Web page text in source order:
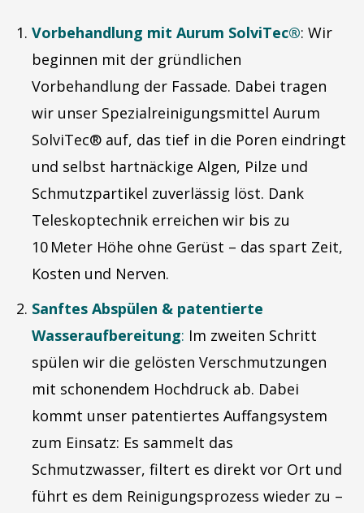
Vorbehandlung mit Aurum SolviTec®: Wir
beginnen mit der gründlichen
Vorbehandlung der Fassade. Dabei tragen
wir unser Spezialreinigungsmittel Aurum
SolviTec® auf, das tief in die Poren eindringt
und selbst hartnäckige Algen, Pilze und
Schmutzpartikel zuverlässig löst. Dank
Teleskoptechnik erreichen wir bis zu
10 Meter Höhe ohne Gerüst – das spart Zeit,
Kosten und Nerven.
Sanftes Abspülen & patentierte
Wasseraufbereitung: Im zweiten Schritt
spülen wir die gelösten Verschmutzungen
mit schonendem Hochdruck ab. Dabei
kommt unser patentiertes Auffangsystem
zum Einsatz: Es sammelt das
Schmutzwasser, filtert es direkt vor Ort und
führt es dem Reinigungsprozess wieder zu –